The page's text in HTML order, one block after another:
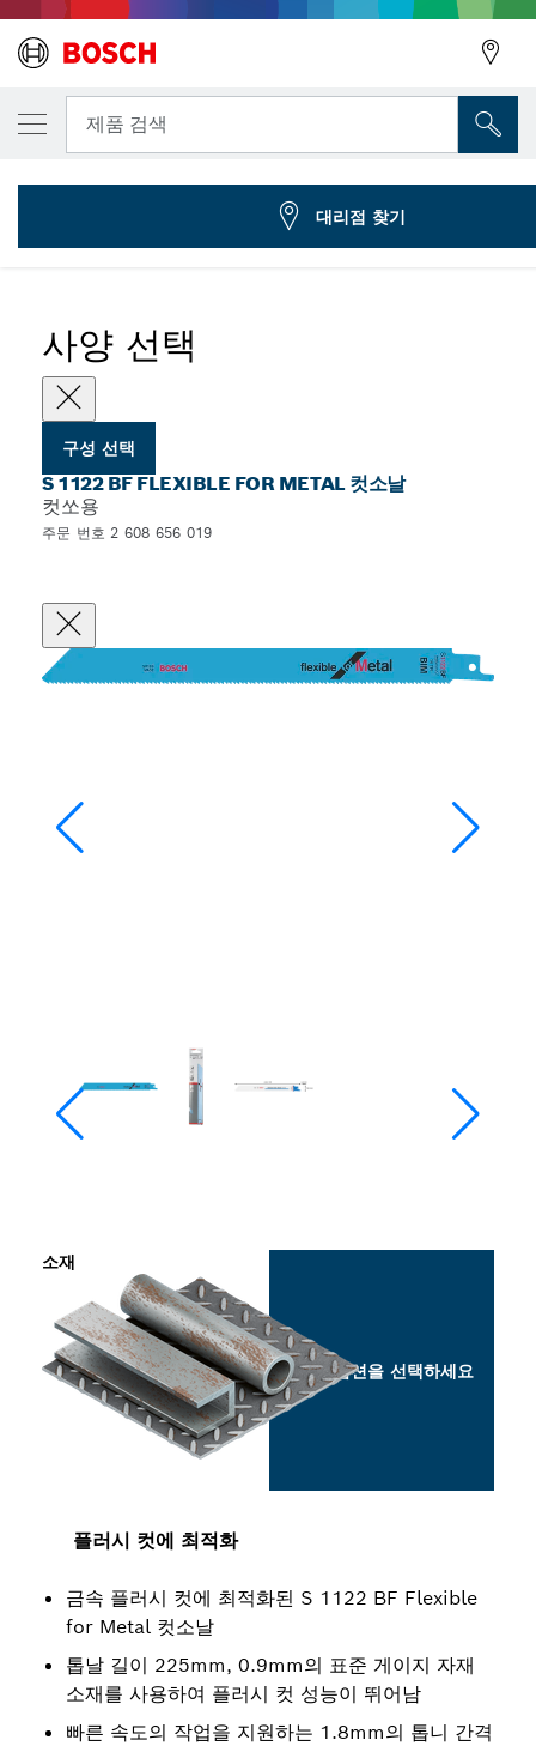
제품 검색
... S 1122 BF Flexible for Metal 레십날
사양 선택
구성 선택
S 1122 BF FLEXIBLE FOR METAL 컷소날
컷쏘용
주문 번호 2 608 656 019
플러시 컷에 최적화
금속 플러시 컷에 최적화된 S 1122 BF Flexible
for Metal 컷소날
톱날 길이 225mm, 0.9mm의 표준 게이지 자재
소재를 사용하여 플러시 컷 성능이 뛰어남
빠른 속도의 작업을 지원하는 1.8mm의 톱니 간격
소재
옵션을 선택하세요
선택한 변형
컷소날 S 1122 BF
2 608 656 019
대리점 찾기